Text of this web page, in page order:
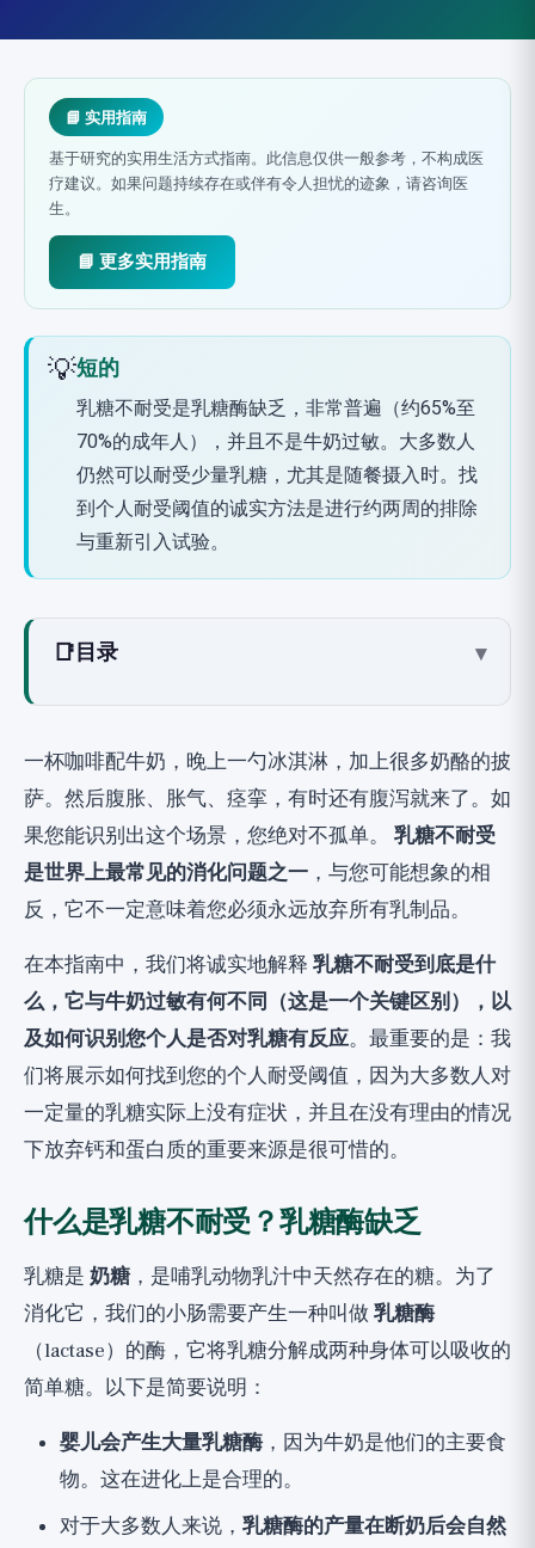
📘 实用指南
基于研究的实用生活方式指南。此信息仅供一般参考，不构成医
疗建议。如果问题持续存在或伴有令人担忧的迹象，请咨询医
生。
📘 更多实用指南
💡短的
乳糖不耐受是乳糖酶缺乏，非常普遍（约65%至
70%的成年人），并且不是牛奶过敏。大多数人
仍然可以耐受少量乳糖，尤其是随餐摄入时。找
到个人耐受阈值的诚实方法是进行约两周的排除
与重新引入试验。
📑 目录 ▾
关键区别：不耐受不是牛奶过敏
乳糖不耐受感觉如何？症状
如何识别？食物日记和排除与重新引入试验
步骤1：食物和症状日记
步骤2：排除乳糖
大多数人错过的秘密：不必放弃所有牛奶
不要不必要地放弃：牛奶提供钙和蛋白质
何时就医：重要的健康说明
总结：对待乳糖不耐受的诚实方法
一杯咖啡配牛奶，晚上一勺冰淇淋，加上很多奶酪的披
萨。然后腹胀、胀气、痉挛，有时还有腹泻就来了。如
果您能识别出这个场景，您绝对不孤单。 乳糖不耐受
是世界上最常见的消化问题之一 ，与您可能想象的相
反，它不一定意味着您必须永远放弃所有乳制品。
在本指南中，我们将诚实地解释 乳糖不耐受到底是什
么，它与牛奶过敏有何不同（这是一个关键区别），以
及如何识别您个人是否对乳糖有反应。最重要的是：我
们将展示如何找到您的个人耐受阈值，因为大多数人对
一定量的乳糖实际上没有症状，并且在没有理由的情况
下放弃钙和蛋白质的重要来源是很可惜的。
什么是乳糖不耐受？乳糖酶缺乏
乳糖是 奶糖，是哺乳动物乳汁中天然存在的糖。为了
消化它，我们的小肠需要产生一种叫做 乳糖酶
（lactase）的酶，它将乳糖分解成两种身体可以吸收的
简单糖。以下是简要说明：
婴儿会产生大量乳糖酶，因为牛奶是他们的主要食
物。这在进化上是合理的。
对于大多数人来说， 乳糖酶的产量在断奶后会自然